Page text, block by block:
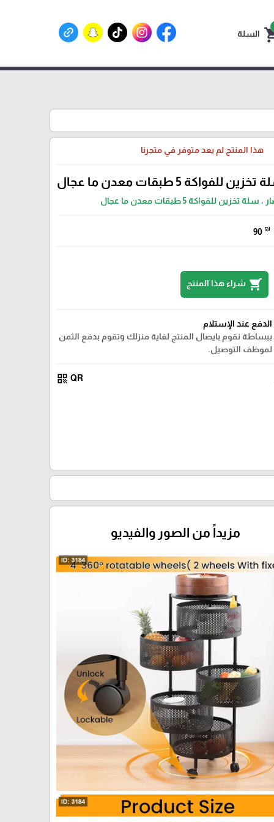
السلة
هذا المنتج لم يعد متوفر في متجرنا
5 طبقات معدن ما عجال
تخزين للفواكة 5 طبقات معدن ما عجال
90 ₪
shopping_cart شراء هذا المنتج
الدفع عند الإستلام
ببساطة نقوم بايصال المنتج لغاية منزلك وتقوم بدفع الثمن
لموظف التوصيل.
QR
qr_code
مزيداً من الصور والفيديو